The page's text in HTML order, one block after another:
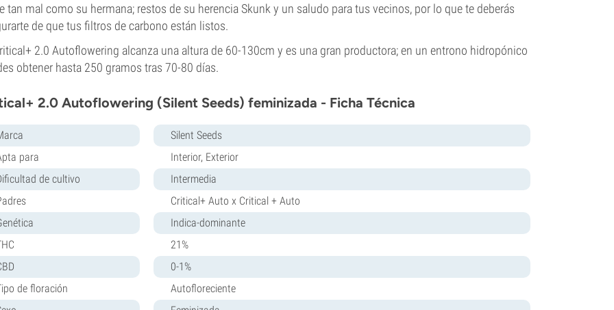
tan mal como su hermana; restos de su herencia Skunk y un saludo para tus vecinos, por lo que te deberás
de que tus filtros de carbono están listos.
2.0 Autoflowering alcanza una altura de 60-130cm y es una gran productora; en un entrono hidropónico
obtener hasta 250 gramos tras 70-80 días.
2.0 Autoflowering (Silent Seeds) feminizada - Ficha Técnica
Silent Seeds
para
Interior, Exterior
de cultivo
Intermedia
Critical+ Auto x Critical + Auto
Indica-dominante
21%
0-1%
de floración
Autofloreciente